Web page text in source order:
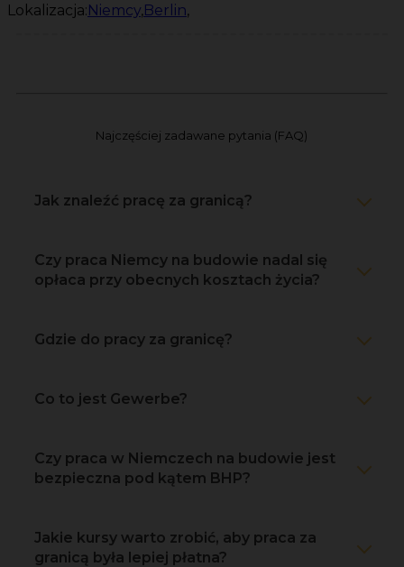
Lokalizacja:Niemcy,Berlin,
Najczęściej zadawane pytania (FAQ)
Jak znaleźć pracę za granicą?
Czy praca Niemcy na budowie nadal się
opłaca przy obecnych kosztach życia?
Gdzie do pracy za granicę?
Co to jest Gewerbe?
Czy praca w Niemczech na budowie jest
bezpieczna pod kątem BHP?
Jakie kursy warto zrobić, aby praca za
granicą była lepiej płatna?